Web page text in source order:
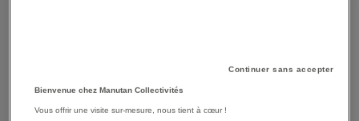
Enceinte design 2 voies 4,25 à 6,5 pouces avec
Continuer sans accepter
Bienvenue chez Manutan Collectivités
Vous offrir une visite sur-mesure, nous tient à cœur !